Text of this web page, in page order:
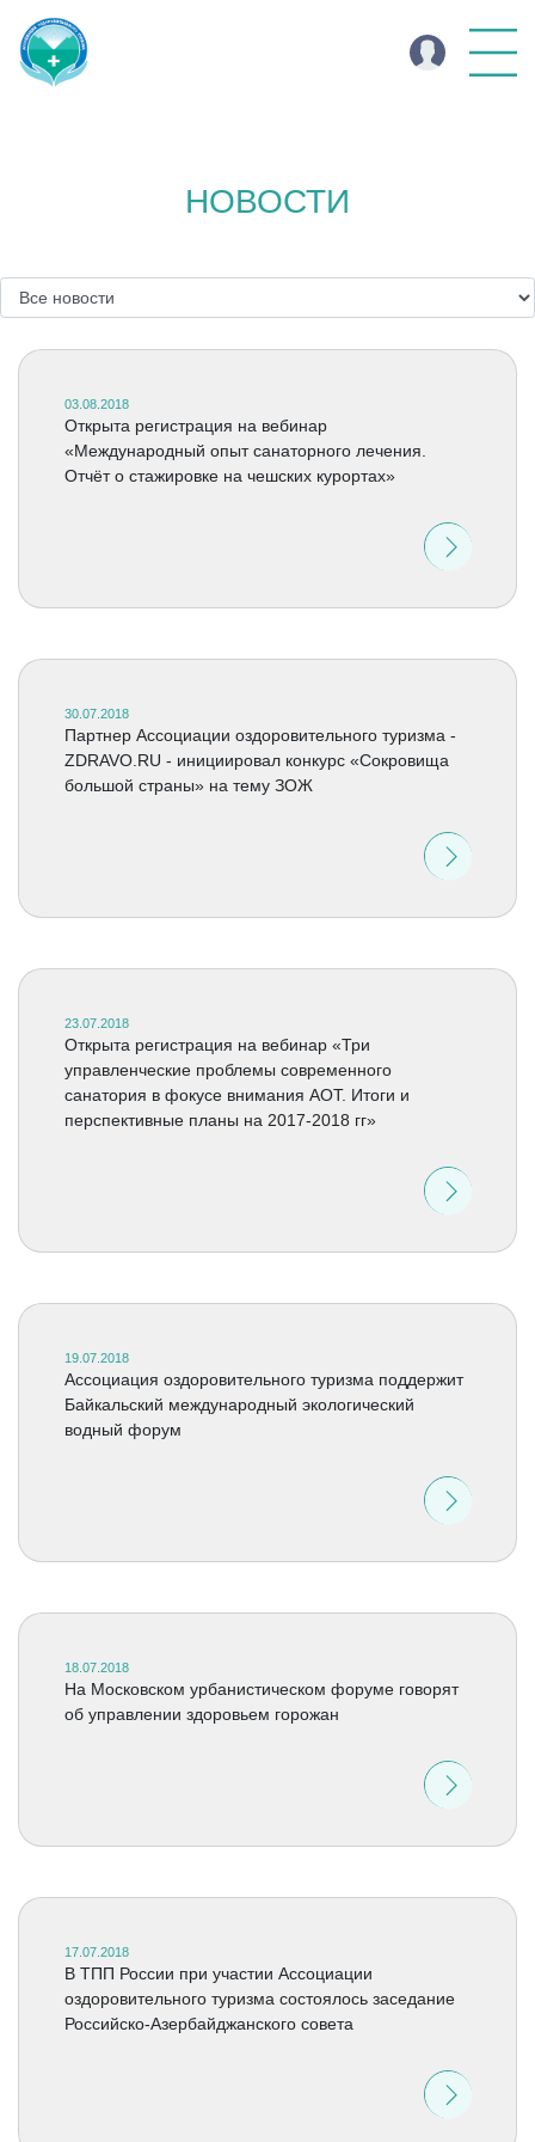
НОВОСТИ
03.08.2018
Открыта регистрация на вебинар
«Международный опыт санаторного лечения.
Отчёт о стажировке на чешских курортах»
30.07.2018
Партнер Ассоциации оздоровительного туризма -
ZDRAVO.RU - инициировал конкурс «Сокровища
большой страны» на тему ЗОЖ
23.07.2018
Открыта регистрация на вебинар «Три
управленческие проблемы современного
санатория в фокусе внимания АОТ. Итоги и
перспективные планы на 2017-2018 гг»
19.07.2018
Ассоциация оздоровительного туризма поддержит
Байкальский международный экологический
водный форум
18.07.2018
На Московском урбанистическом форуме говорят
об управлении здоровьем горожан
17.07.2018
В ТПП России при участии Ассоциации
оздоровительного туризма состоялось заседание
Российско-Азербайджанского совета